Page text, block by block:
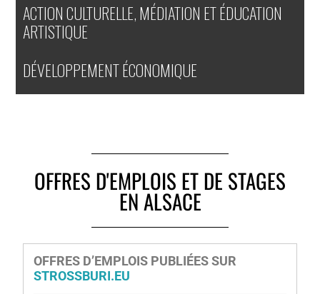
ACTION CULTURELLE, MÉDIATION ET ÉDUCATION
ARTISTIQUE
DÉVELOPPEMENT ÉCONOMIQUE
OFFRES D'EMPLOIS ET DE STAGES
EN ALSACE
OFFRES D’EMPLOIS PUBLIÉES SUR
STROSSBURI.EU